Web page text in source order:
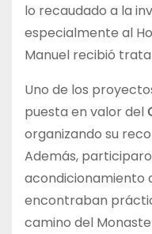
lo recaudado a la
especialmente al
Manuel recibió
Uno de los
puesta en valor del
organizando su
Además,
acondicionamiento
encontraban
camino del